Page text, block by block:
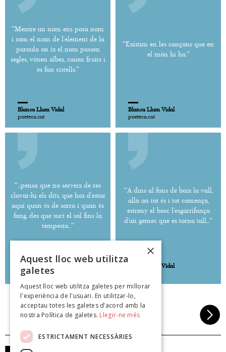
''Mentre un nom ens posa nom
i som el nom de l’element de la
paraula on ix el nom passen
segles, vénen albes, cauen fruits i
es fan cistells.''
Blanca Llum Vidal
poeteca.cat
''Existim en les cançons que en
el món hi ha.''
Blanca Llum Vidal
poeteca.cat
''...pensa que no serveix de res
clavar-hi els dits, que has d’estar
aquí quan és de sorra i quan és
fang, des que surt el sol fins la
tempesta...''
Blanca Llum Vidal
poeteca.cat
''A dins al fons de baix la vall,
allà on tot és i tot comença,
estreny el bosc l’esgarrifança
d’un gemec que es torna tall...''
Blanca Llum Vidal
×
Aquest lloc web utilitza
galetes
Aquest lloc web utilitza galetes per millorar
l'experiència de l'usuari. En utilitzar-lo,
acceptau totes les galetes d’acord amb la
nostra Política de galetes. Llegir-ne més
ESTRICTAMENT NECESSÀRIES